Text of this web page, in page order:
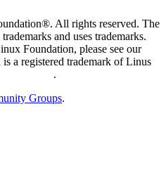
All rights reserved. The
and uses trademarks.
Foundation, please see our
a registered trademark of Linus
.
Groups.